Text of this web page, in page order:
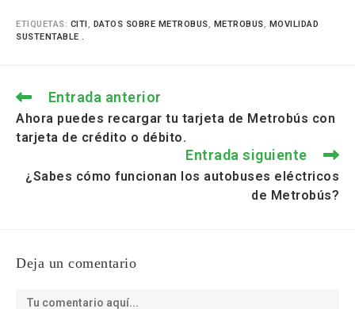
ETIQUETAS: CITI , DATOS SOBRE METROBUS, METROBUS, MOVILIDAD
SUSTENTABLE .
Entrada anterior
Ahora puedes recargar tu tarjeta de Metrobús con
tarjeta de crédito o débito.
Entrada siguiente
¿Sabes cómo funcionan los autobuses eléctricos
de Metrobús?
Deja un comentario